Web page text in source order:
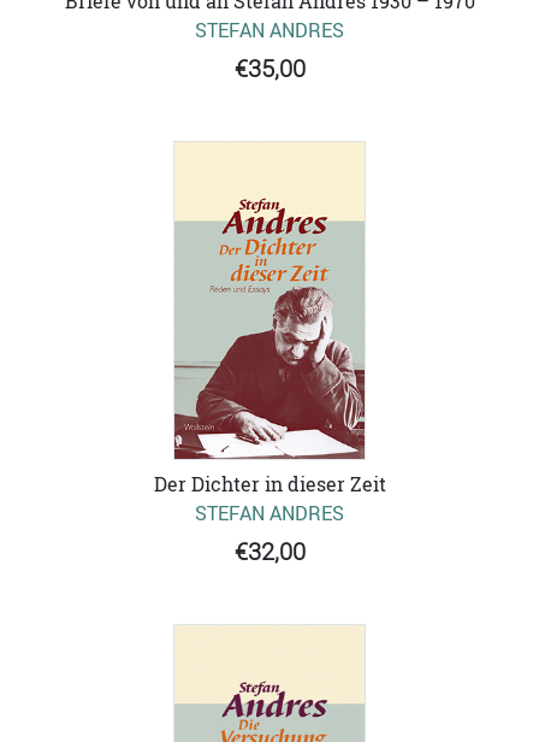
STEFAN ANDRES
€35,00
Der Dichter in dieser Zeit
STEFAN ANDRES
€32,00